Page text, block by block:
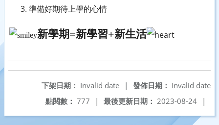
準備好期待上學的心情
新學期=新學習+新生活
發佈日期： Invalid date
下架日期： Invalid date
|
最後更新日期： 2023-08-24 |
點閱數： 777 |